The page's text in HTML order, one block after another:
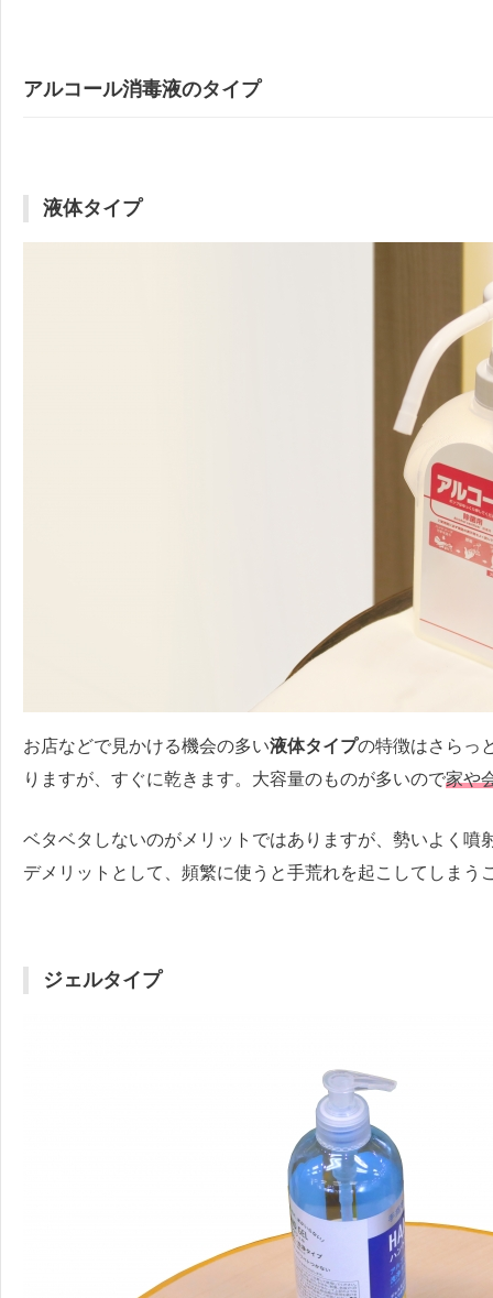
アルコール消毒液のタイプ
液体タイプ
お店などで見かける機会の多い液体タイプの特徴はさらっ
りますが、すぐに乾きます。大容量のものが多いので家や
ベタベタしないのがメリットではありますが、勢いよく
デメリットとして、頻繁に使うと手荒れを起こしてしま
ジェルタイプ